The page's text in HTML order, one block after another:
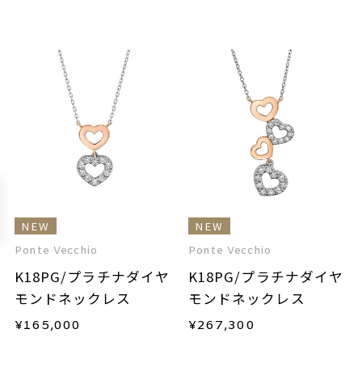
NEW
Ponte Vecchio
K18PG/プラチナダイヤ
モンドネックレス
¥165,000
NEW
Ponte Vecchio
K18PG/プラチナダイヤ
モンドネックレス
¥267,300